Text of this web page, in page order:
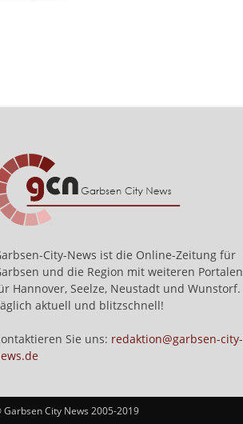
City-News ist die Online-Zeitung für
und die Region mit weiteren Portalen
Hannover, Seelze, Neustadt und Wunstorf.
aktuell und blitzschnell!
Sie uns: redaktion@garbsen-city-
City News 2005-2019